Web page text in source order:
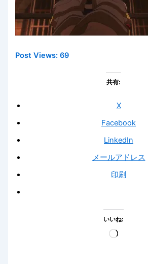
Post Views: 69
共有:
X
Facebook
LinkedIn
メールアドレス
印刷
いいね:
読